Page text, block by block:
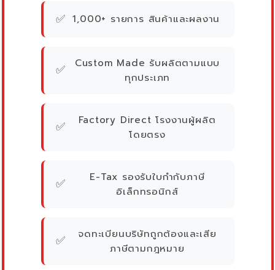
✅ 1,000+ รายการ สินค้าและผลงาน
✅
Custom Made รับผลิตตามแบบ
ทุกประเภท
✅
Factory Direct โรงงานผู้ผลิต
โดยตรง
✅
E-Tax รองรับใบกำกับภาษี
อิเล็กทรอนิกส์
✅
จดทะเบียนบริษัทถูกต้องและเสีย
ภาษีตามกฎหมาย